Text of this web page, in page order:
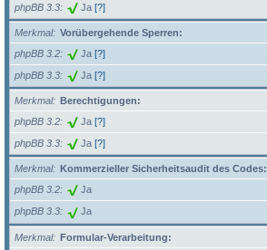
phpBB 3.3 Ja [?]
Merkmal
Vorübergehende Sperren:
phpBB 3.2
Ja [?]
phpBB 3.3 Ja [?]
Merkmal
Berechtigungen:
phpBB 3.2
Ja [?]
phpBB 3.3 Ja [?]
Merkmal
Kommerzieller Sicherheitsaudit des Codes:
phpBB 3.2
Ja
phpBB 3.3 Ja
Merkmal
Formular-Verarbeitung: